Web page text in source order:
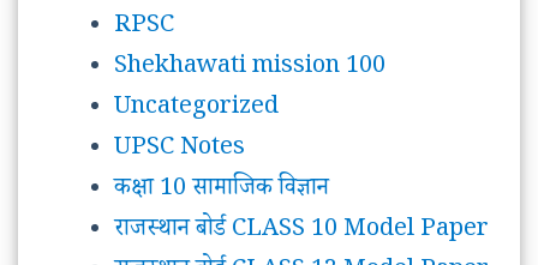
RPSC
Shekhawati mission 100
Uncategorized
UPSC Notes
कक्षा 10 सामाजिक विज्ञान
राजस्थान बोर्ड CLASS 10 Model Paper